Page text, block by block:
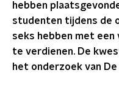
hebben
studenten tijdens de
seks hebben met een
te verdienen. De
het onderzoek van